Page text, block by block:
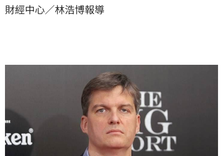
財經中心／林浩博報導